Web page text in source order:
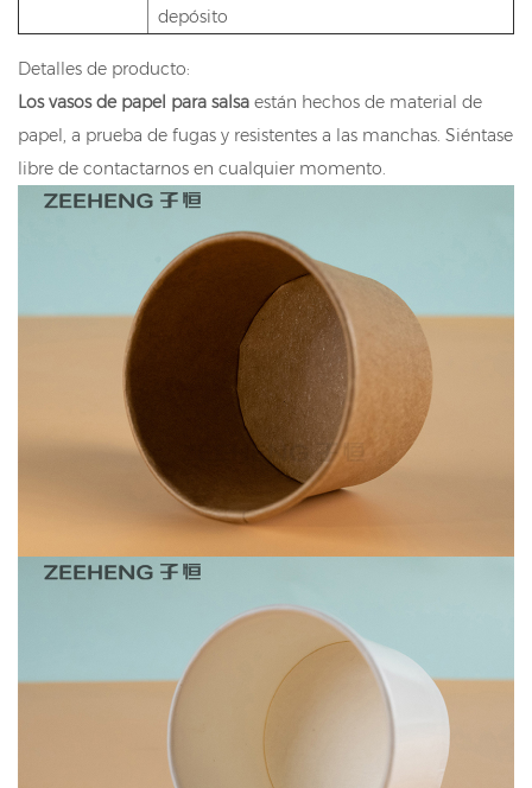
depósito
Detalles de producto:
Los vasos de papel para salsa están hechos de material de
papel, a prueba de fugas y resistentes a las manchas. Siéntase
libre de contactarnos en cualquier momento.